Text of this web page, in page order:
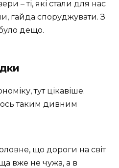
– ті, які стали для нас
гайда споруджувати. З
було дещо.
тут цікавіше.
таким дивним
що дороги на світ
вже не чужа, а в